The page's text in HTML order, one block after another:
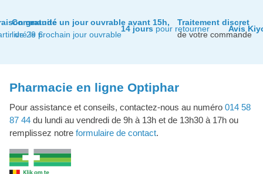
gratuite
de 29 €
Commandé un jour ouvrable avant 15h,
livré le prochain jour ouvrable
14 jours pour retourner
Traitement discret
de votre commande
Avis
Pharmacie en ligne Optiphar
Pour assistance et conseils, contactez-nous au numéro 014 58
87 44 du lundi au vendredi de 9h à 13h et de 13h30 à 17h ou
remplissez notre formulaire de contact.